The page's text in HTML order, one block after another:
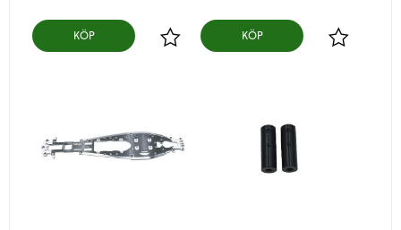
Lägg till i favoriter
KÖP
Lägg till i
KÖP